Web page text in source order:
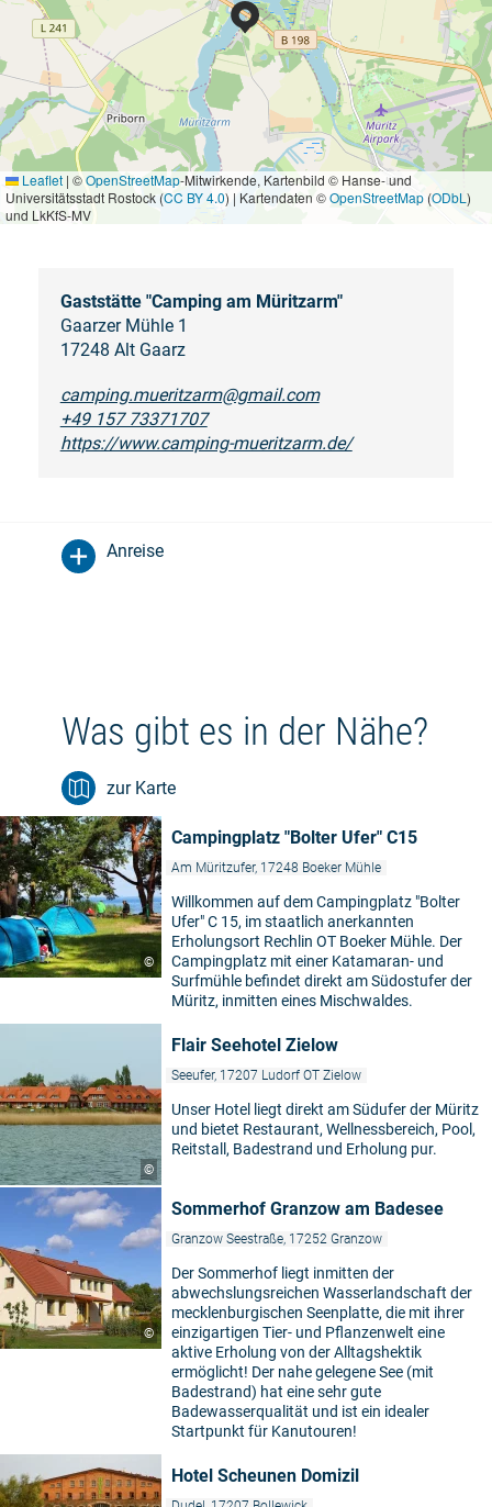
Leaflet | ©OpenStreetMap-Mitwirkende, Kartenbild © Hanse- und
Universitätsstadt Rostock (CC BY 4.0) | Kartendaten ©OpenStreetMap (ODbL )
und LkKfS-MV
Gaststätte "Camping am Müritzarm"
Gaarzer Mühle 1
17248 Alt Gaarz
camping.mueritzarm@gmail.com
+49 157 73371707
https://www.camping-mueritzarm.de/
Anreise
Was gibt es in der Nähe?
zur Karte
©
Campingplatz "Bolter Ufer" C15
Am Müritzufer, 17248 Boeker Mühle
Willkommen auf dem Campingplatz "Bolter
Ufer" C 15, im staatlich anerkannten
Erholungsort Rechlin OT Boeker Mühle. Der
Campingplatz mit einer Katamaran- und
Surfmühle befindet direkt am Südostufer der
Müritz, inmitten eines Mischwaldes.
©
Flair Seehotel Zielow
Seeufer, 17207 Ludorf OT Zielow
Unser Hotel liegt direkt am Südufer der Müritz
und bietet Restaurant, Wellnessbereich, Pool,
Reitstall, Badestrand und Erholung pur.
©
Sommerhof Granzow am Badesee
Granzow Seestraße, 17252 Granzow
Der Sommerhof liegt inmitten der
abwechslungsreichen Wasserlandschaft der
mecklenburgischen Seenplatte, die mit ihrer
einzigartigen Tier- und Pflanzenwelt eine
aktive Erholung von der Alltagshektik
ermöglicht! Der nahe gelegene See (mit
Badestrand) hat eine sehr gute
Badewasserqualität und ist ein idealer
Startpunkt für Kanutouren!
Hotel Scheunen Domizil